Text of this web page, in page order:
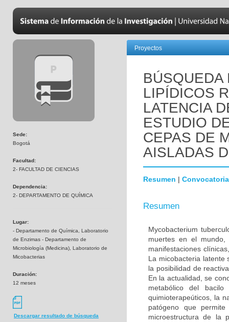
Sede:
Bogotá
Facultad:
2- FACULTAD DE CIENCIAS
Dependencia:
2- DEPARTAMENTO DE QUÍMICA
Lugar:
- Departamento de Química, Laboratorio
de Enzimas - Departamento de
Microbiología (Medicina), Laboratorio de
Micobacterias
Duración:
12 meses
Descargar resultado de búsqueda
Proyectos
BÚSQUEDA
LIPÍDICOS
LATENCIA
ESTUDIO
CEPAS DE
AISLADAS
Resumen | Convocatoria
Resumen
Mycobacterium
muertes en el
manifestaciones
La micobacteria latente
la posibilidad de
En la actualidad, se
metabólico del
quimioterapeúticos, la
patógeno que
microestructura de la